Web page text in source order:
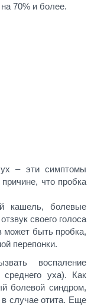
70% и более.
– эти симптомы
что пробка
кашель, болевые
своего голоса
может быть пробка,
перепонки.
воспаление
среднего уха). Как
болевой синдром,
в случае отита. Еще